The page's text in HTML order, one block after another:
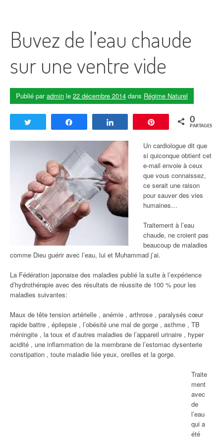
Buvez de l’eau chaude
sur une ventre vide
Publié paradmin le 22 décembre 2014 dans Régime Naturel
Enregistrer
0
PARTAGES
Un cardiologue dit que
si quiconque obtient cet
e-mail envoie à ceux
que vous connaissez,
ce serait une raison
pour sauver des vies
humaines…
Traitement à l’eau
chaude, ne croient pas
beaucoup de maladies
comme Dieu guérir avec l’eau, lui et Muhammad j’ai.
La Fédération japonaise des maladies publié la suite à l’expérience
d’hydrothérapie avec des résultats de réussite de 100 % pour les
maladies suivantes:
Maux de tête tension artérielle , anémie , arthrose , paralysés cœur
rapide battre , épilepsie , l’obésité une mal de gorge , asthme , TB
méningite , la toux et d’autres maladies de l’appareil urinaire , hyper
acidité , une inflammation de la membrane de l’estomac dysenterie
constipation , toute maladie liée yeux, oreilles et la gorge.
Traite
ment
avec
de
l’eau
qui a
été